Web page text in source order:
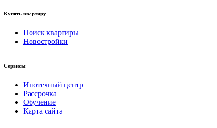
Купить квартиру
Поиск квартиры
Новостройки
Сервисы
Ипотечный центр
Рассрочка
Обучение
Карта сайта